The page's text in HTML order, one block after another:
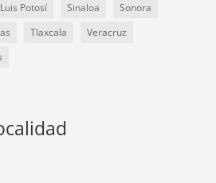
Potosí Sinaloa
Sonora
Tlaxcala
Veracruz